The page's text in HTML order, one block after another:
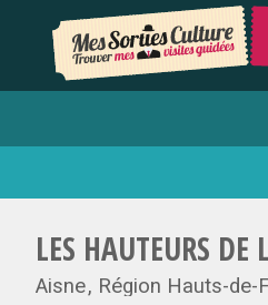
LES HAUTEURS DE
Aisne Région Hauts-de-